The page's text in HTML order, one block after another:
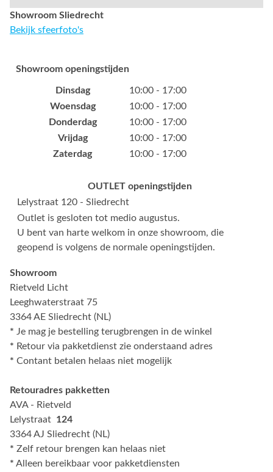
Showroom Sliedrecht
Bekijk sfeerfoto's
Showroom openingstijden
Dinsdag
10:00 - 17:00
Woensdag
10:00 - 17:00
Donderdag
10:00 - 17:00
Vrijdag
10:00 - 17:00
Zaterdag
10:00 - 17:00
OUTLET openingstijden
Lelystraat 120 - Sliedrecht
Outlet is gesloten tot medio augustus.
U bent van harte welkom in onze showroom, die
geopend is volgens de normale openingstijden.
Showroom
Rietveld Licht
Leeghwaterstraat 75
3364 AE Sliedrecht (NL)
* Je mag je bestelling terugbrengen in de winkel
* Retour via pakketdienst zie onderstaand adres
* Contant betalen helaas niet mogelijk
Retouradres pakketten
AVA - Rietveld
Lelystraat 124
3364 AJ Sliedrecht (NL)
* Zelf retour brengen kan helaas niet
* Alleen bereikbaar voor pakketdiensten